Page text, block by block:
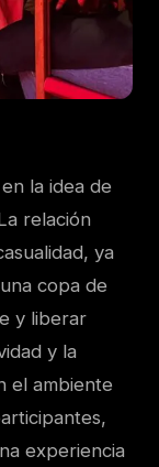
la idea de
relación
ya
copa de
y liberar
y la
el ambiente
experiencia